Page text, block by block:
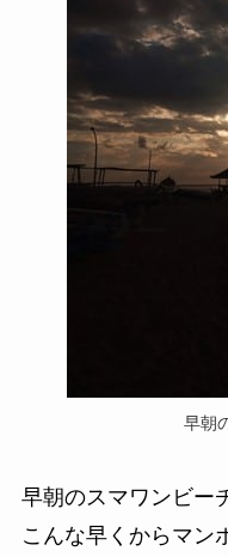
早朝
早朝のスマワンビー
こんな早くからマン